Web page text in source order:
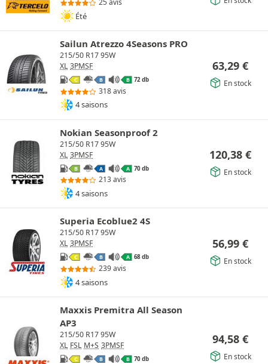
25 avis
Été
Sailun Atrezzo 4Seasons PRO
215/50 R17 95W
XL 3PMSF
C B B 72 db
318 avis
4 saisons
63,29 €
En stock
Nokian Seasonproof 2
215/50 R17 95W
XL 3PMSF
B A A 70 db
213 avis
4 saisons
120,38 €
En stock
Superia Ecoblue2 4S
215/50 R17 95W
XL 3PMSF
C B A 68 db
239 avis
4 saisons
56,99 €
En stock
Maxxis Premitra All Season
AP3
215/50 R17 95W
XL FSL M+S 3PMSF
C B B 70 db
94,58 €
En stock